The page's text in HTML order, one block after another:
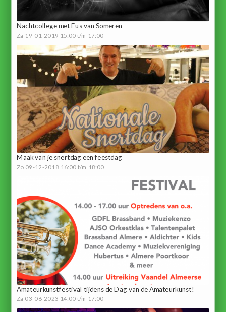
Nachtcollege met Eus van Someren
Za 19-01-2019 15:00 t/m 17:00
Maak van je snertdag een feestdag
Zo 09-12-2018 16:00 t/m 18:00
Amateurkunstfestival tijdens de Dag van de Amateurkunst!
Za 03-06-2023 14:00 t/m 17:00